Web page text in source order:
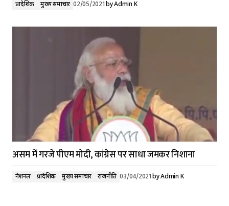
प्रादेशिक मुख्य समाचार 02/05/2021byAdmin K
असम में गरजे पीएम मोदी, कांग्रेस पर साधा जमकर निशाना
नेशनल प्रादेशिक मुख्य समाचार राजनीति 03/04/2021byAdmin K